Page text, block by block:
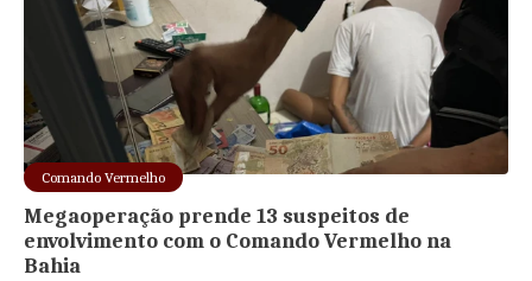
Comando Vermelho
Megaoperação prende 13 suspeitos de
envolvimento com o Comando Vermelho na
Bahia